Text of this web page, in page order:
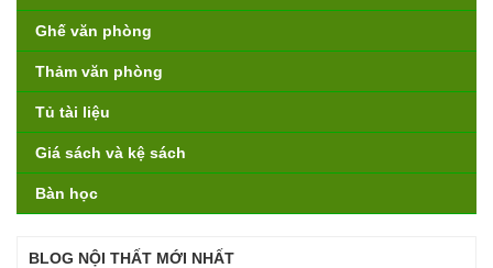
Ghế văn phòng
Thảm văn phòng
Tủ tài liệu
Giá sách và kệ sách
Bàn học
BLOG NỘI THẤT MỚI NHẤT